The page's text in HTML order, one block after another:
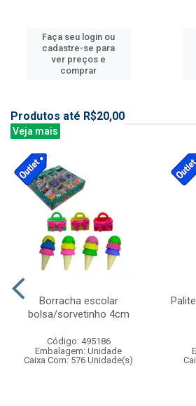
Faça seu login ou
cadastre-se para
ver preços e
comprar
Produtos até R$20,00
Veja mais
Borracha escolar
bolsa/sorvetinho 4cm
Código: 495186
Embalagem: Unidade
Caixa Com: 576 Unidade(s)